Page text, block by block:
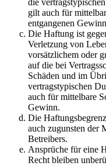
die
gilt auch für
entgangenen
Die Haftung ist
Verletzung von
vorsätzlichem oder
auf die bei
Schäden und im
vertragstypischen
auch für mittelbare
Gewinn.
Die
auch zugunsten der
Betreibers.
Ansprüche für eine
Recht bleiben